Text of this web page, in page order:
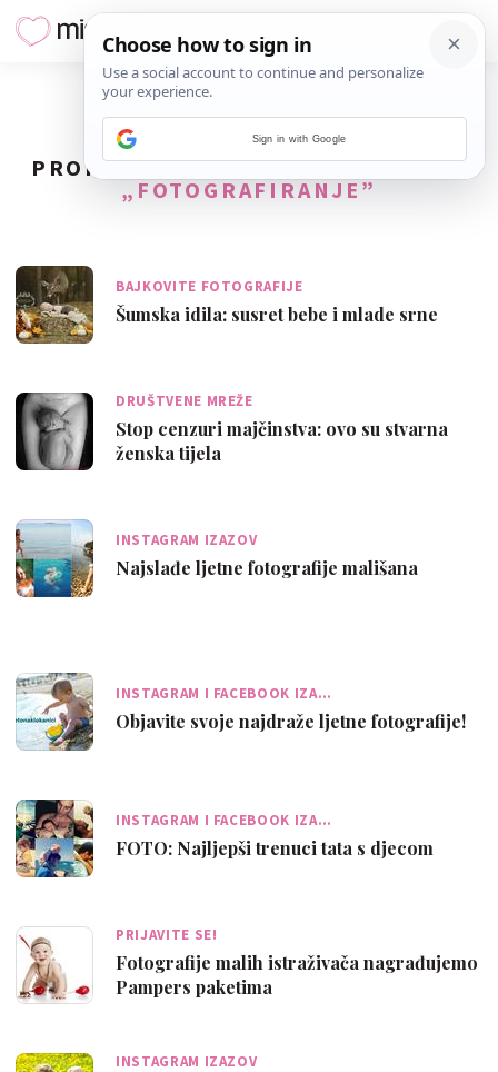
PRONAĐENO80REZULTATA ZA TAG
„FOTOGRAFIRANJE”
BAJKOVITE FOTOGRAFIJE
Šumska idila: susret bebe i mlade srne
DRUŠTVENE MREŽE
Stop cenzuri majčinstva: ovo su stvarna
ženska tijela
INSTAGRAM IZAZOV
Najslađe ljetne fotografije mališana
INSTAGRAM I FACEBOOK IZA…
Objavite svoje najdraže ljetne fotografije!
INSTAGRAM I FACEBOOK IZA…
FOTO: Najljepši trenuci tata s djecom
PRIJAVITE SE!
Fotografije malih istraživača nagrađujemo
Pampers paketima
INSTAGRAM IZAZOV
Sign in with Google